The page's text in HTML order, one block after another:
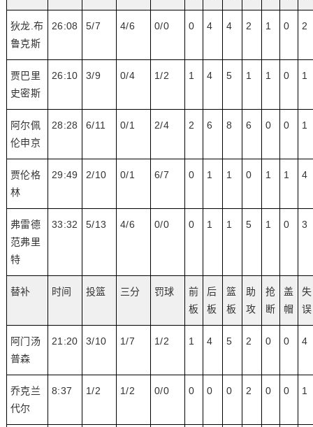
狄龙.布
鲁克斯
26:08 5/7 4/6 0/0 0 4 4 2 1 0 2
贾巴里
史密斯
26:10 3/9 0/4 1/2 1 4 5 1 1 0 1
阿尔佩
伦申京
28:28 6/11 0/1 2/4 2 6 8 6 0 0 1
贾伦格
林
29:49 2/10 0/1 6/7 0 1 1 0 1 1 4
弗雷德
范弗里
特
33:32 5/13 4/6 0/0 0 1 1 5 1 0 3
替补 时间 投篮 三分 罚球
前
板
后
板
篮
板
助
攻
抢
断
盖
帽
失
误
阿门汤
普森
21:20 3/10 1/7 1/2 1 4 5 2 0 0 4
乔克兰
代尔
8:37 1/2 1/2 0/0 0 0 0 2 0 0 1